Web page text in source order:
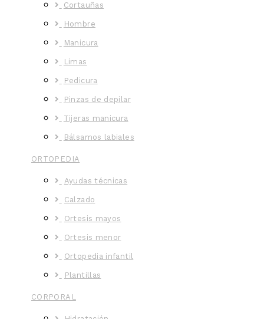
Cortauñas
Hombre
Manicura
Limas
Pedicura
Pinzas de depilar
Tijeras manicura
Bálsamos labiales
ORTOPEDIA
Ayudas técnicas
Calzado
Ortesis mayos
Ortesis menor
Ortopedia infantil
Plantillas
CORPORAL